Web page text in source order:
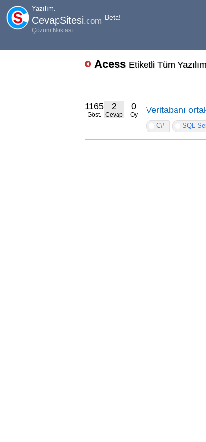
Yazılım.
CevapSitesi.com Beta!
Çözüm Noktası
Acess Etiketli Tüm
11657
Göst.
2
Cevap
0
Oy Veritabanı
C# SQL